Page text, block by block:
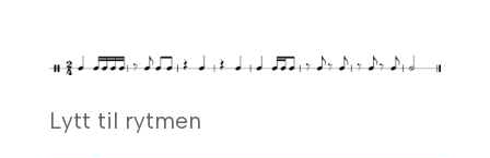
Lytt til rytmen